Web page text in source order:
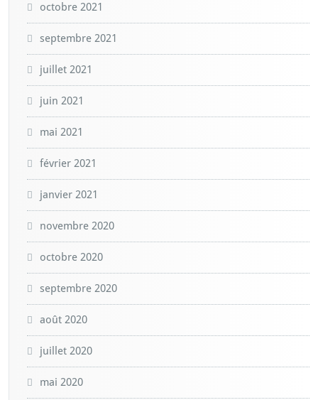
octobre 2021
septembre 2021
juillet 2021
juin 2021
mai 2021
février 2021
janvier 2021
novembre 2020
octobre 2020
septembre 2020
août 2020
juillet 2020
mai 2020